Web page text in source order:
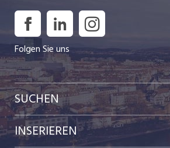
Folgen Sie uns
SUCHEN
Jobs im Kanton Basel-Stadt
INSERIEREN